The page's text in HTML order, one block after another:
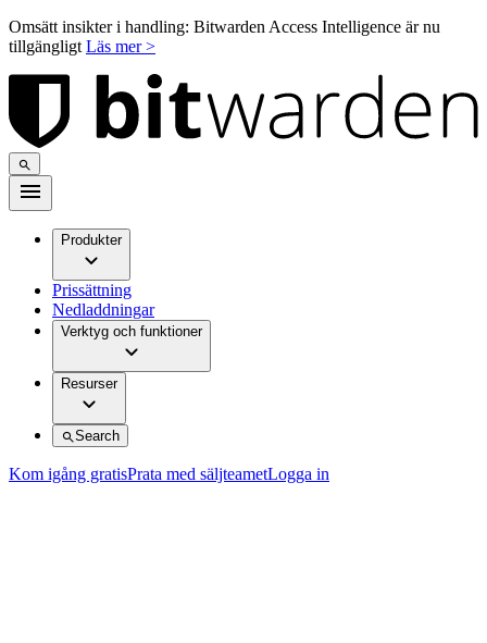
Omsätt insikter i handling: Bitwarden Access Intelligence är nu
tillgängligt Läs mer >
Produkter
Prissättning
Nedladdningar
Verktyg och funktioner
Resurser
Search
Kom igång gratisPrata med säljteametLogga in